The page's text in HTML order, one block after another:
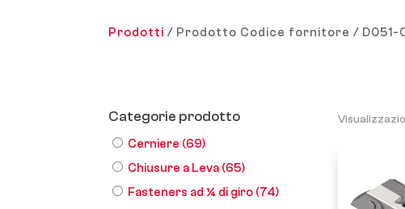
Prodotti / Prodotto Codice fornitore / D051-
Categorie prodotto
Cerniere (69)
Chiusure a Leva (65)
Fasteners ad ¼ di giro (74)